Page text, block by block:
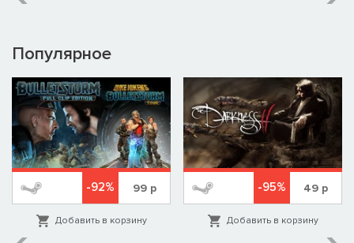
Популярное
-92% 99р
Добавить в корзину
-95% 49 р
Добавить в корзину